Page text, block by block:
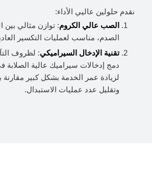
نقدم حلولين عاليي الأداء:
الصب عالي الكروم: توازن مثالي بين
الصدم، مناسب لعمليات التكسير
تقنية الإدخال السيراميكي: لظروف
دمج إدخالات سيراميك عالية الصلابة
لزيادة عمر الخدمة بشكل كبير مقارنة
وتقليل عدد عمليات الاستبدال.